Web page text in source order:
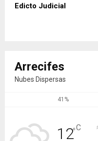
Edicto Judicial
Arrecifes
Nubes Dispersas
41%
12°C